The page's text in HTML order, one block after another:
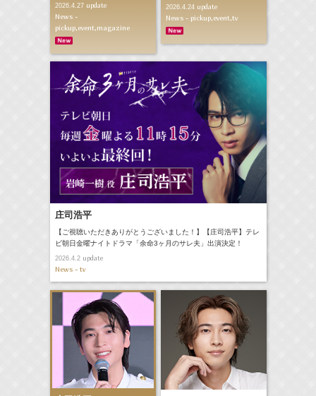
2026.4.27update
News -
pickup,event,magazine
2026.4.24update
News - pickup,event,tv
庄司浩平
【ご視聴いただきありがとうございました！】【庄司浩平】テレ
ビ朝日金曜ナイトドラマ「余命3ヶ月のサレ夫」出演決定！
2026.4.2update
News - tv